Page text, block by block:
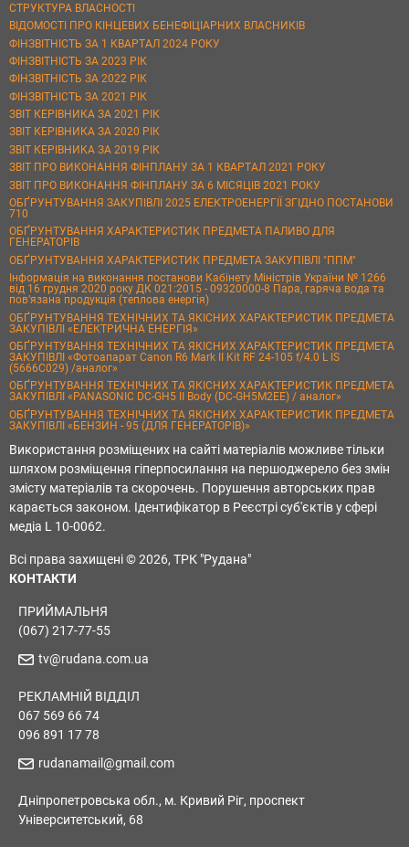
СТРУКТУРА ВЛАСНОСТІ
ВІДОМОСТІ ПРО КІНЦЕВИХ БЕНЕФІЦІАРНИХ ВЛАСНИКІВ
ФІНЗВІТНІСТЬ ЗА 1 КВАРТАЛ 2024 РОКУ
ФІНЗВІТНІСТЬ ЗА 2023 РІК
ФІНЗВІТНІСТЬ ЗА 2022 РІК
ФІНЗВІТНІСТЬ ЗА 2021 РІК
ЗВІТ КЕРІВНИКА ЗА 2021 РІК
ЗВІТ КЕРІВНИКА ЗА 2020 РІК
ЗВІТ КЕРІВНИКА ЗА 2019 РІК
ЗВІТ ПРО ВИКОНАННЯ ФІНПЛАНУ ЗА 1 КВАРТАЛ 2021 РОКУ
ЗВІТ ПРО ВИКОНАННЯ ФІНПЛАНУ ЗА 6 МІСЯЦІВ 2021 РОКУ
ОБҐРУНТУВАННЯ ЗАКУПІВЛІ 2025 ЕЛЕКТРОЕНЕРГІЇ ЗГІДНО ПОСТАНОВИ
710
ОБҐРУНТУВАННЯ ХАРАКТЕРИСТИК ПРЕДМЕТА ПАЛИВО ДЛЯ
ГЕНЕРАТОРІВ
ОБҐРУНТУВАННЯ ХАРАКТЕРИСТИК ПРЕДМЕТА ЗАКУПІВЛІ "ППМ"
Інформація на виконання постанови Кабінету Міністрів України № 1266
від 16 грудня 2020 року ДК 021:2015 - 09320000-8 Пара, гаряча вода та
пов’язана продукція (теплова енергія)
ОБҐРУНТУВАННЯ ТЕХНІЧНИХ ТА ЯКІСНИХ ХАРАКТЕРИСТИК ПРЕДМЕТА
ЗАКУПІВЛІ «ЕЛЕКТРИЧНА ЕНЕРГІЯ»
ОБҐРУНТУВАННЯ ТЕХНІЧНИХ ТА ЯКІСНИХ ХАРАКТЕРИСТИК ПРЕДМЕТА
ЗАКУПІВЛІ «Фотоапарат Canon R6 Mark II Kit RF 24-105 f/4.0 L IS
(5666C029) /аналог»
ОБҐРУНТУВАННЯ ТЕХНІЧНИХ ТА ЯКІСНИХ ХАРАКТЕРИСТИК ПРЕДМЕТА
ЗАКУПІВЛІ «PANASONIC DC-GH5 II Body (DC-GH5M2EE) / аналог»
ОБҐРУНТУВАННЯ ТЕХНІЧНИХ ТА ЯКІСНИХ ХАРАКТЕРИСТИК ПРЕДМЕТА
ЗАКУПІВЛІ «БЕНЗИН - 95 (ДЛЯ ГЕНЕРАТОРІВ)»
Використання розміщених на сайті матеріалів можливе тільки
шляхом розміщення гіперпосилання на першоджерело без змін
змісту матеріалів та скорочень. Порушення авторських прав
карається законом. Ідентифікатор в Реєстрі суб'єктів у сфері
медіа L 10-0062.
Всі права захищені © 2026, ТРК "Рудана"
КОНТАКТИ
ПРИЙМАЛЬНЯ
(067) 217-77-55
tv@rudana.com.ua
РЕКЛАМНІЙ ВІДДІЛ
067 569 66 74
096 891 17 78
rudanamail@gmail.com
Дніпропетровська обл., м. Кривий Ріг, проспект
Університетський, 68